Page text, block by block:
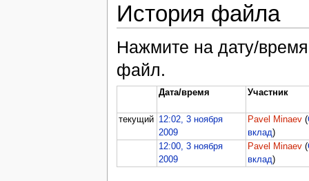
История файла
Нажмите на дату/
файл.
Дата/время Участник
текущий 12:02, 3 ноября
2009
Pavel Minaev (
вклад)
12:00, 3 ноября
2009
Pavel Minaev (
вклад)